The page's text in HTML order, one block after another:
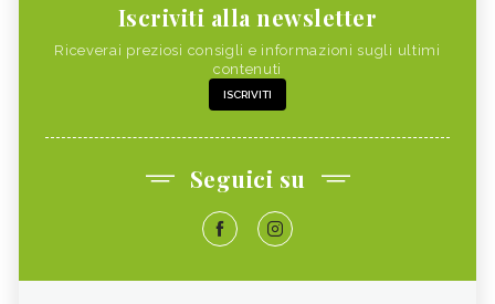
Iscriviti alla newsletter
Riceverai preziosi consigli e informazioni sugli ultimi
contenuti
ISCRIVITI
Seguici su